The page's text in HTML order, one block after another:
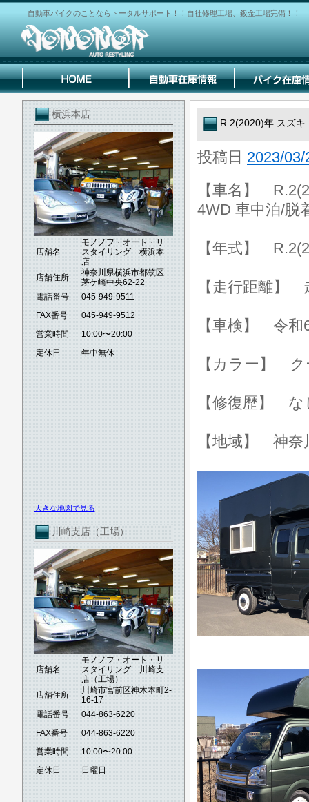
自動車バイクのことならトータルサポート！！自社修理工場、鈑金工場完備！！
横浜本店
店舗名
モノノフ・オート・リ
スタイリング 横浜本
店
店舗住所
神奈川県横浜市都筑区
茅ケ崎中央62-22
電話番号
045-949-9511
FAX番号
045-949-9512
営業時間
10:00〜20:00
定休日
年中無休
大きな地図で見る
川崎支店（工場）
店舗名
モノノフ・オート・リ
スタイリング 川崎支
店（工場）
店舗住所
川崎市宮前区神木本町2-
16-17
電話番号
044-863-6220
FAX番号
044-863-6220
営業時間
10:00〜20:00
定休日
日曜日
R.2(2020)年 スズキ
投稿日 2023/03/
【車名】
4WD 車中泊/脱
【年式】
【走行距離】
【車検】 令和
【カラー】
【修復歴】 な
【地域】 神奈